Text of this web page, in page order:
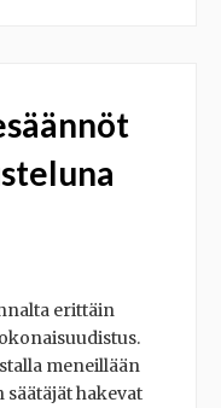
erittäin
meneillään
säätäjät hakevat